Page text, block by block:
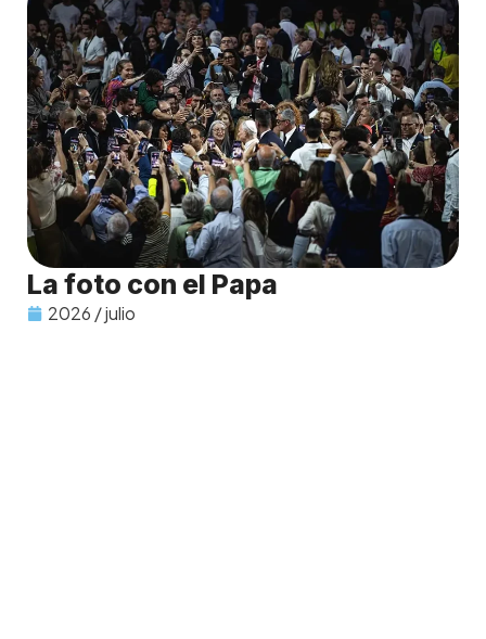
La foto con el Papa
2026 / julio